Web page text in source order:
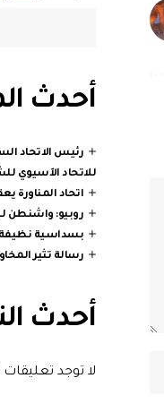
أحدث
رئيس الاتحاد
للاتحاد الآسيوي
اتحاد المناورة
روبيو: واشنطن
بسداسية
رسالة تثير
أحدث
لا توجد